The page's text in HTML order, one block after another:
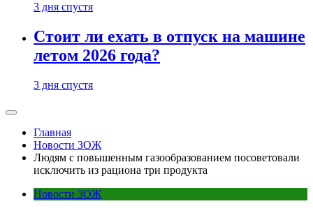
3 дня спустя
Стоит ли ехать в отпуск на машине
летом 2026 года?
3 дня спустя
Главная
Новости ЗОЖ
Людям с повышенным газообразованием посоветовали
исключить из рациона три продукта
Новости ЗОЖ